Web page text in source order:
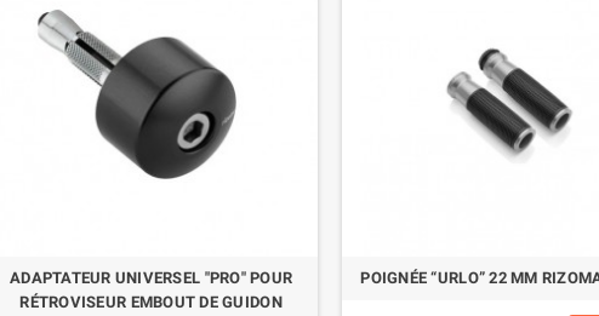
ADAPTATEUR UNIVERSEL "PRO" POUR
RÉTROVISEUR EMBOUT DE GUIDON
POIGNÉE “URLO” 22 MM